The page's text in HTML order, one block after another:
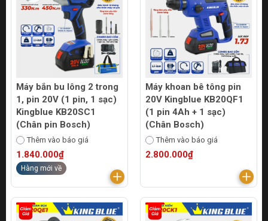
Máy bắn bu lông 2 trong
1, pin 20V (1 pin, 1 sạc)
Kingblue KB20SC1
(Chân pin Bosch)
Thêm vào báo giá
1.840.000₫
Hàng mới về
Máy khoan bê tông pin
20V Kingblue KB20QF1
(1 pin 4Ah + 1 sạc)
(Chân Bosch)
Thêm vào báo giá
2.800.000₫